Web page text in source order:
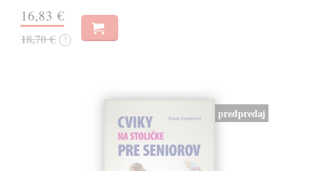
16,83 €
18,70 € ?
predpredaj